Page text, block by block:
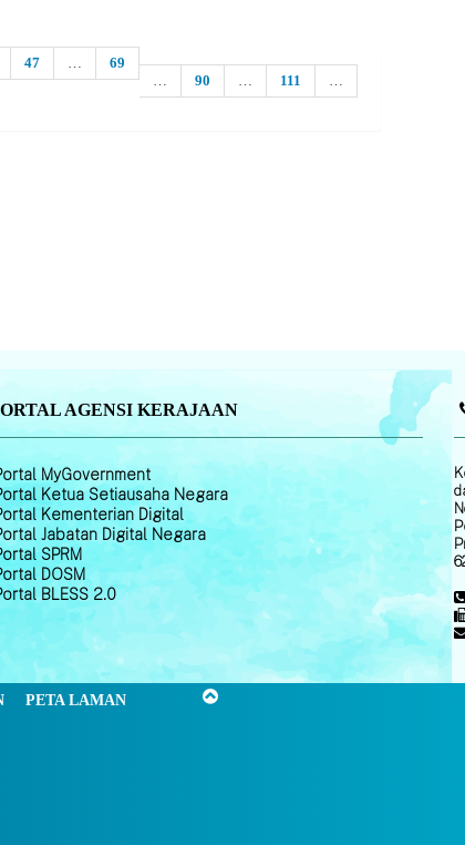
47
69
90 111
AGENSI KERAJAAN
MyGovernment
Ketua Setiausaha Negara
Kementerian Digital
Jabatan Digital Negara
SPRM
DOSM
BLESS 2.0
PETA LAMAN